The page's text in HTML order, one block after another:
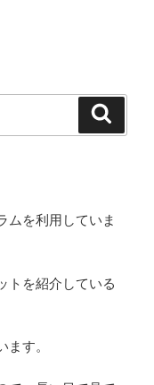
ムを利用していま
トを紹介している
す。